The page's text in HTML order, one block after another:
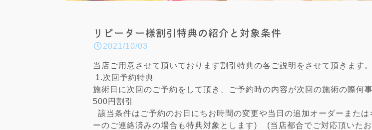
リピーター様割引特典の紹介と対象条件
2021/10/03
当店ご用意させて頂いております割引特典の各ご説明をさせて頂きます。
1.次回予約特典
施術日に次回のご予約をして頂き、ご予約時の内容が次回の施術の際何
500円割引
該当条件はご予約のお日にちお時間の変更や当日の追加オーダーまた
ーのご連絡済みの場合も特典対象とします) (当店都合でご対応頂いた